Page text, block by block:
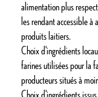
alimentation plus
les rendant accessible
produits laitiers.​
Choix d'ingrédients
farines utilisées pour la
producteurs situés à
​Choix d'ingrédients